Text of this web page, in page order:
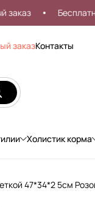
Бесплатная
заказКонтакты
Холистик корма
47*34*2 5см